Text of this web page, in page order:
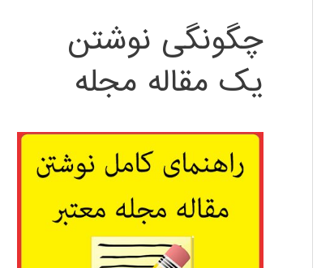
چگونگی نوشتن
یک مقاله مجله